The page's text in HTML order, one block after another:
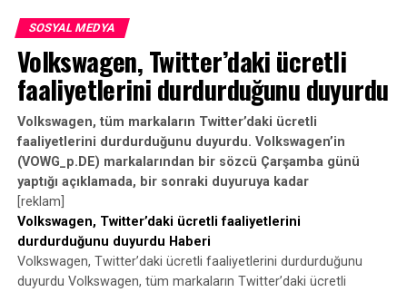
vurguladığını söyledi.
Büyükşehir Polisi, şiddeti kışkırtabileceğine inandığı
içeriği belirlemek için sosyal medya platformlarıyla
“yakın çalıştığını” söylüyor.
Ancak platformların “içeriğin kaldırılmasıyla ilgili kendi
kararlarını vermeleri” konusunda ısrar ediyor.
Bu yılın Ocak ayında, kendisini İngiliz müziğini
tanıttığını tanımlayan bir Instagram hesabı, Secrets
Not Safe adlı yeni bir tatbikat parçası hakkında gönderi
paylaştı.
SOSYAL MEDYA
Volkswagen, Twitter’daki ücretli
faaliyetlerini durdurduğunu duyurdu
Volkswagen, tüm markaların Twitter’daki ücretli
faaliyetlerini durdurduğunu duyurdu. Volkswagen’in
(VOWG_p.DE) markalarından bir sözcü Çarşamba günü
yaptığı açıklamada, bir sonraki duyuruya kadar
[reklam]
Volkswagen, Twitter’daki ücretli faaliyetlerini
durdurduğunu duyurdu Haberi
Volkswagen, Twitter’daki ücretli faaliyetlerini durdurduğunu
duyurdu Volkswagen, tüm markaların Twitter’daki ücretli